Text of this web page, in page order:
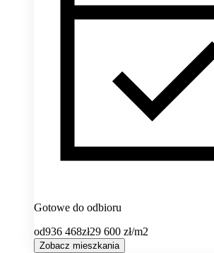
Gotowe do odbioru
od936 468zł29 600 zł/m2
Zobacz mieszkania